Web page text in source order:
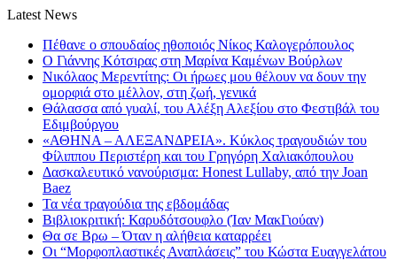
Latest News
Πέθανε ο σπουδαίος ηθοποιός Νίκος Καλογερόπουλος
Ο Γιάννης Κότσιρας στη Μαρίνα Καμένων Βούρλων
Νικόλαος Μερεντίτης: Οι ήρωες μου θέλουν να δουν την
ομορφιά στο μέλλον, στη ζωή, γενικά
Θάλασσα από γυαλί, του Αλέξη Αλεξίου στο Φεστιβάλ του
Εδιμβούργου
«ΑΘΗΝΑ – ΑΛΕΞΑΝΔΡΕΙΑ». Κύκλος τραγουδιών του
Φίλιππου Περιστέρη και του Γρηγόρη Χαλιακόπουλου
Δασκαλευτικό νανούρισμα: Honest Lullaby, από την Joan
Baez
Τα νέα τραγούδια της εβδομάδας
Βιβλιοκριτική: Καρυδότσουφλο (Ίαν ΜακΓιούαν)
Θα σε Βρω – Όταν η αλήθεια καταρρέει
Οι “Μορφοπλαστικές Αναπλάσεις” του Κώστα Ευαγγελάτου